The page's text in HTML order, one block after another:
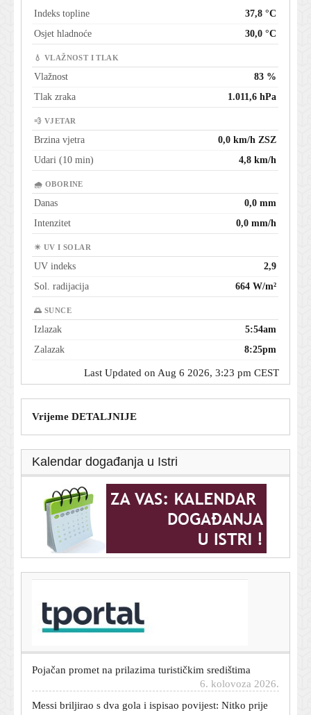
Indeks topline
37,8 °C
Osjet hladnoće
30,0 °C
💧 VLAŽNOST I TLAK
Vlažnost
83 %
Tlak zraka
1.011,6 hPa
💨 VJETAR
Brzina vjetra
0,0 km/h ZSZ
Udari (10 min)
4,8 km/h
🌧 OBORINE
Danas
0,0 mm
Intenzitet
0,0 mm/h
☀ UV I SOLAR
UV indeks
2,9
Sol. radijacija
664 W/m²
🌅 SUNCE
Izlazak
5:54am
Zalazak
8:25pm
Last Updated on Aug 6 2026, 3:23 pm CEST
Vrijeme DETALJNIJE
Kalendar događanja u Istri
Kupili ste BMW, a ekran vam prikazuje reklame:
Vlasnici bijesni zbog novog poteza
Pojačan promet na prilazima turističkim središtima
6. kolovoza 2026.
Messi briljirao s dva gola i ispisao povijest: Nitko prije
njega nije ovo napravio